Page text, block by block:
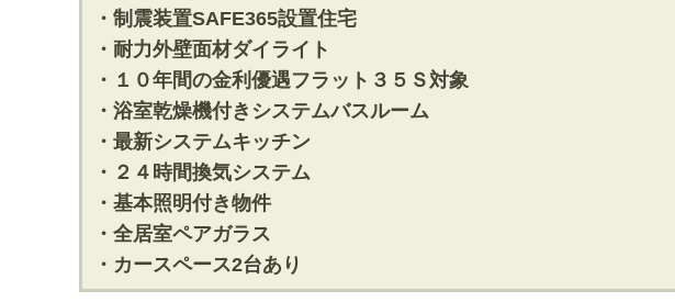
・制震装置SAFE365設置住宅
・耐力外壁面材ダイライト
・１０年間の金利優遇フラット３５Ｓ対象
・浴室乾燥機付きシステムバスルーム
・最新システムキッチン
・２４時間換気システム
・基本照明付き物件
・全居室ペアガラス
・カースペース2台あり